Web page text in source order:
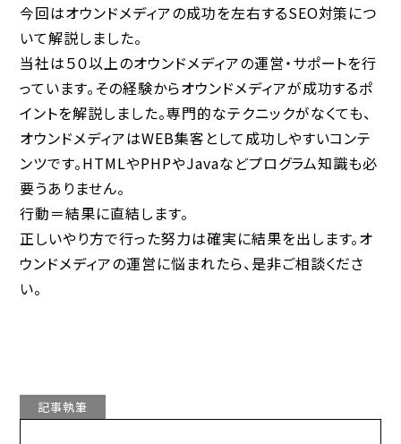
今回はオウンドメディアの成功を左右するSEO対策につ
いて解説しました。
当社は５０以上のオウンドメディアの運営・サポートを行
っています。その経験からオウンドメディアが成功するポ
イントを解説しました。専門的なテクニックがなくても、
オウンドメディアはWEB集客として成功しやすいコンテ
ンツです。HTMLやPHPやJavaなどプログラム知識も必
要うありません。
行動＝結果に直結します。
正しいやり方で行った努力は確実に結果を出します。オ
ウンドメディアの運営に悩まれたら、是非ご相談くださ
い。
記事執筆